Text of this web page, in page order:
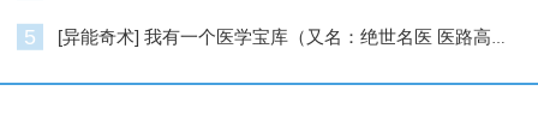
5 [异能奇术] 我有一个医学宝库（又名：绝世名医 医路高升）